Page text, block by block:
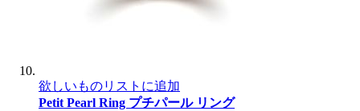
欲しいものリストに追加
Petit Pearl Ring プチパール リング